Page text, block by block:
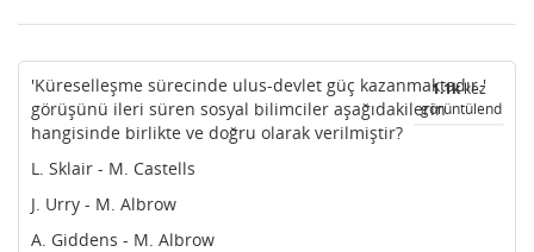
1.1kkez
görüntülendi
'Küreselleşme sürecinde ulus-devlet güç kazanmaktadır.'
görüşünü ileri süren sosyal bilimciler aşağıdakilerin
hangisinde birlikte ve doğru olarak verilmiştir?
L. Sklair - M. Castells
J. Urry - M. Albrow
A. Giddens - M. Albrow